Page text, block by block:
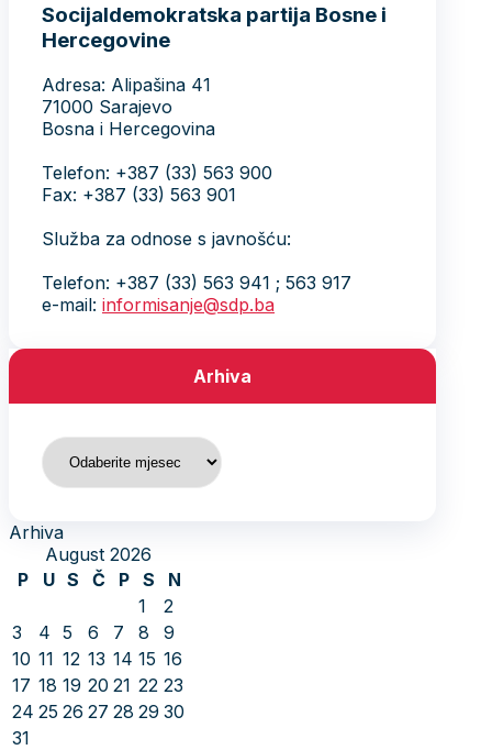
Socijaldemokratska partija Bosne i
Hercegovine
Adresa: Alipašina 41
71000 Sarajevo
Bosna i Hercegovina
Telefon: +387 (33) 563 900
Fax: +387 (33) 563 901
Služba za odnose s javnošću:
Telefon: +387 (33) 563 941 ; 563 917
e-mail: informisanje@sdp.ba
Arhiva
Arhiva
Arhiva
August 2026
P
U S Č P S
N
1
2
3
4 5 6 7 8
9
10 11 12 13 14 15 16
17 18 19 20 21 22 23
24 25 26 27 28 29 30
31